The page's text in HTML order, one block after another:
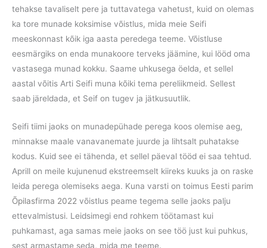
tehakse tavaliselt pere ja tuttavatega vahetust, kuid on olemas
ka tore munade koksimise võistlus, mida meie Seifi
meeskonnast kõik iga aasta peredega teeme. Võistluse
eesmärgiks on enda munakoore terveks jäämine, kui lööd oma
vastasega munad kokku. Saame uhkusega öelda, et sellel
aastal võitis Arti Seifi muna kõiki tema pereliikmeid. Sellest
saab järeldada, et Seif on tugev ja jätkusuutlik.
Seifi tiimi jaoks on munadepühade perega koos olemise aeg,
minnakse maale vanavanemate juurde ja lihtsalt puhatakse
kodus. Kuid see ei tähenda, et sellel päeval tööd ei saa tehtud.
Aprill on meile kujunenud ekstreemselt kiireks kuuks ja on raske
leida perega olemiseks aega. Kuna varsti on toimus Eesti parim
Õpilasfirma 2022 võistlus peame tegema selle jaoks palju
ettevalmistusi. Leidsimegi end rohkem töötamast kui
puhkamast, aga samas meie jaoks on see töö just kui puhkus,
sest armastame seda, mida me teeme.